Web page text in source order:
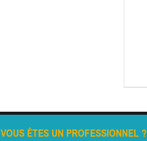
VOUS ÊTES UN PROFESSIONNEL ?